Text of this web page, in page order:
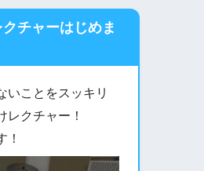
チャーはじめま
いことをスッキリ
レクチャー！
！